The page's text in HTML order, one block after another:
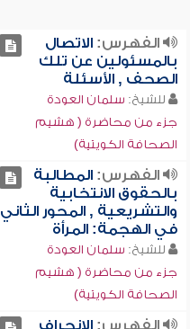
الفهرس:الاتصال
بالمسئولين عن تلك
الصحف , الأسئلة
للشيخ: سلمان العودة
جزء من محاضرة ( هشيم
الصحافة الكويتية)
الفهرس:المطالبة
بالحقوق الانتخابية
والتشريعية , المحور الثاني
في الهجمة: المرأة
للشيخ: سلمان العودة
جزء من محاضرة ( هشيم
الصحافة الكويتية)
الفهرس:الانحراف